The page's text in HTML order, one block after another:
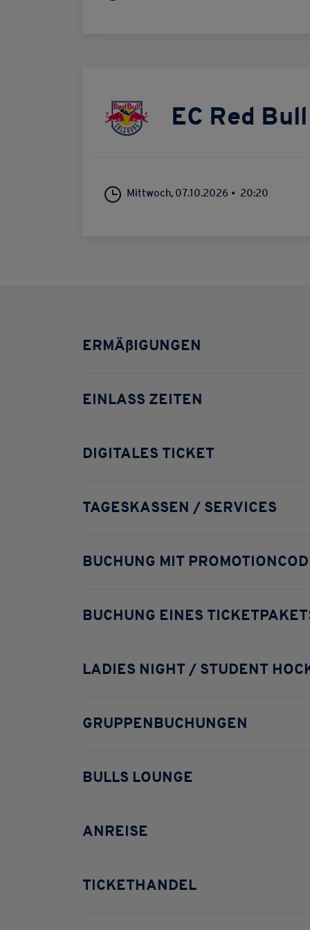
EC Red
Mittwoch, 07.10.2026 20:20
ERMÄßIGUNGEN
EINLASS ZEITEN
DIGITALES TICKET
TAGESKASSEN / SERVICES
BUCHUNG MIT
BUCHUNG EINES
LADIES NIGHT / STUDENT
GRUPPENBUCHUNGEN
BULLS LOUNGE
ANREISE
TICKETHANDEL